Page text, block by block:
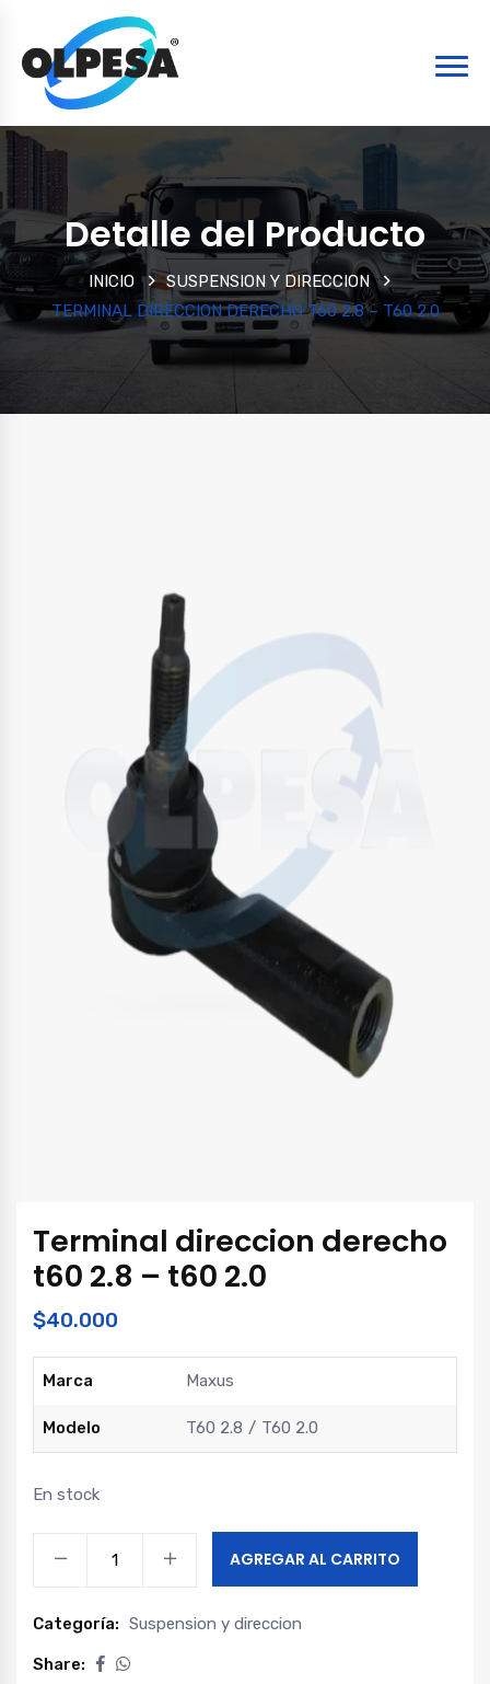
Detalle del Producto
INICIO
SUSPENSION Y DIRECCION
TERMINAL DIRECCION DERECHO T60 2.8 – T60 2.0
Terminal direccion derecho
t60 2.8 – t60 2.0
$40.000
Marca Maxus
Modelo T60 2.8 T60 2.0
En stock
t60
2.8
AGREGAR AL CARRITO
Categoría: Suspension y direccion
Share: